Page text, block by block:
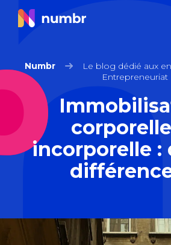
Numbr
Le blog dédié aux
Entrepreneuriat
incorporelle :